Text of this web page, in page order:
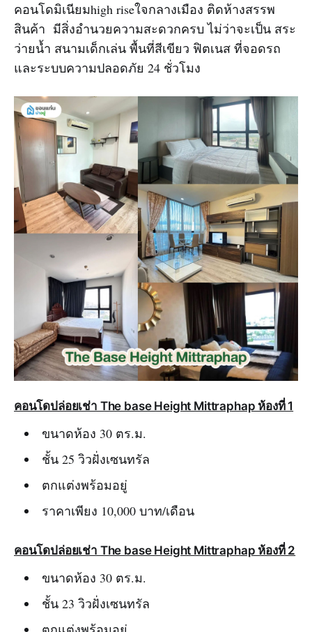
คอนโดมิเนียมhigh riseใจกลางเมือง ติดห้างสรรพ
สินค้า มีสิ่งอำนวยความสะดวกครบ ไม่ว่าจะเป็น สระ
ว่ายน้ำ สนามเด็กเล่น พื้นที่สีเขียว ฟิตเนส ที่จอดรถ
และระบบความปลอดภัย 24 ชั่วโมง
คอนโดปล่อยเช่า The base Height Mittraphap ห้องที่ 1
ขนาดห้อง 30 ตร.ม.
ชั้น 25 วิวฝั่งเซนทรัล
ตกแต่งพร้อมอยู่
ราคาเพียง 10,000 บาท/เดือน
คอนโดปล่อยเช่า The base Height Mittraphap ห้องที่ 2
ขนาดห้อง 30 ตร.ม.
ชั้น 23 วิวฝั่งเซนทรัล